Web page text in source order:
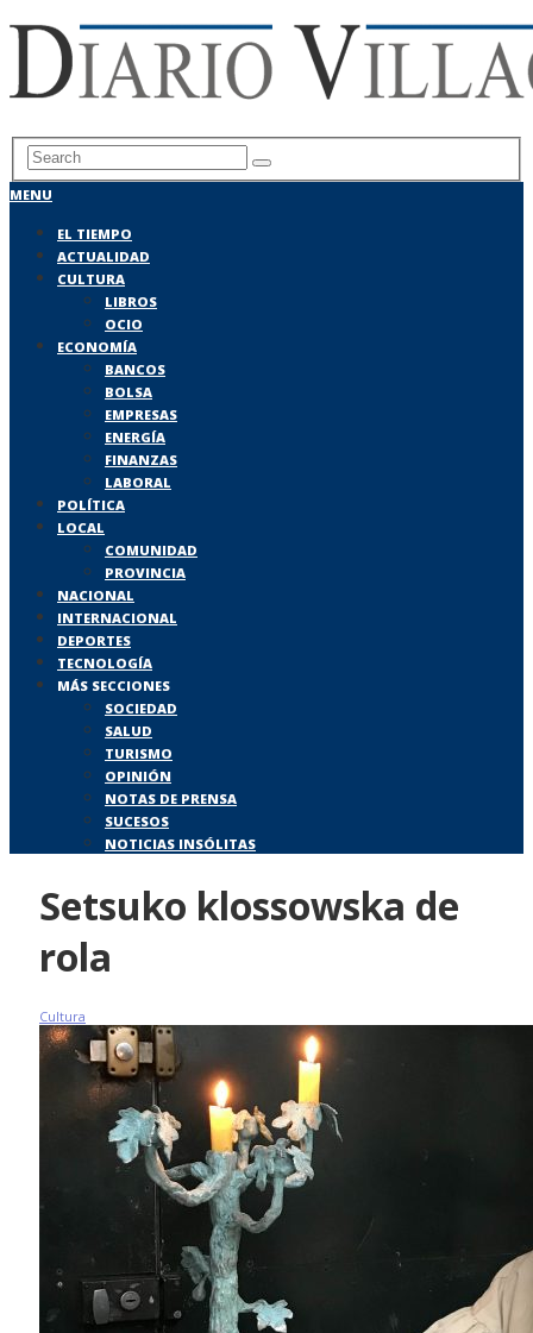
MENU
EL TIEMPO
ACTUALIDAD
CULTURA
LIBROS
OCIO
ECONOMÍA
BANCOS
BOLSA
EMPRESAS
ENERGÍA
FINANZAS
LABORAL
POLÍTICA
LOCAL
COMUNIDAD
PROVINCIA
NACIONAL
INTERNACIONAL
DEPORTES
TECNOLOGÍA
MÁS SECCIONES
SOCIEDAD
SALUD
TURISMO
OPINIÓN
NOTAS DE PRENSA
SUCESOS
NOTICIAS INSÓLITAS
Setsuko klossowska de
rola
Cultura